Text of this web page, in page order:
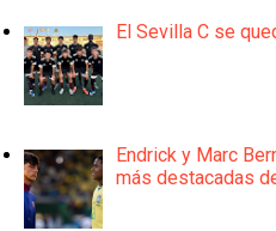
El Sevilla C se
Endrick y Marc
más destacadas